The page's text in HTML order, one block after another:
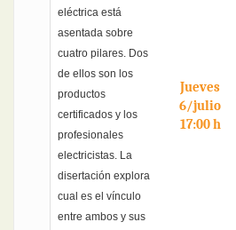
eléctrica está
asentada sobre
cuatro pilares. Dos
de ellos son los
productos
certificados y los
profesionales
electricistas. La
disertación explora
cual es el vínculo
entre ambos y sus
Jueves
6/julio
17:00 h